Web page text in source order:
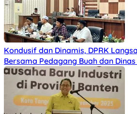
Kondusif dan Dinamis, DPRK
Bersama Pedagang Buah dan